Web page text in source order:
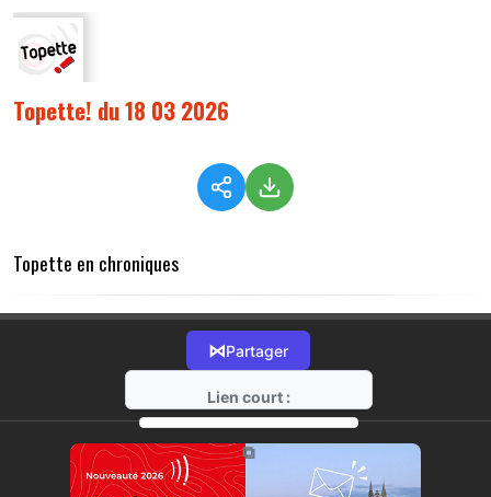
Topette! du 18 03 2026
Topette en chroniques
⋈Partager
Lien court :
https://radio-g.fr?21320
⧉